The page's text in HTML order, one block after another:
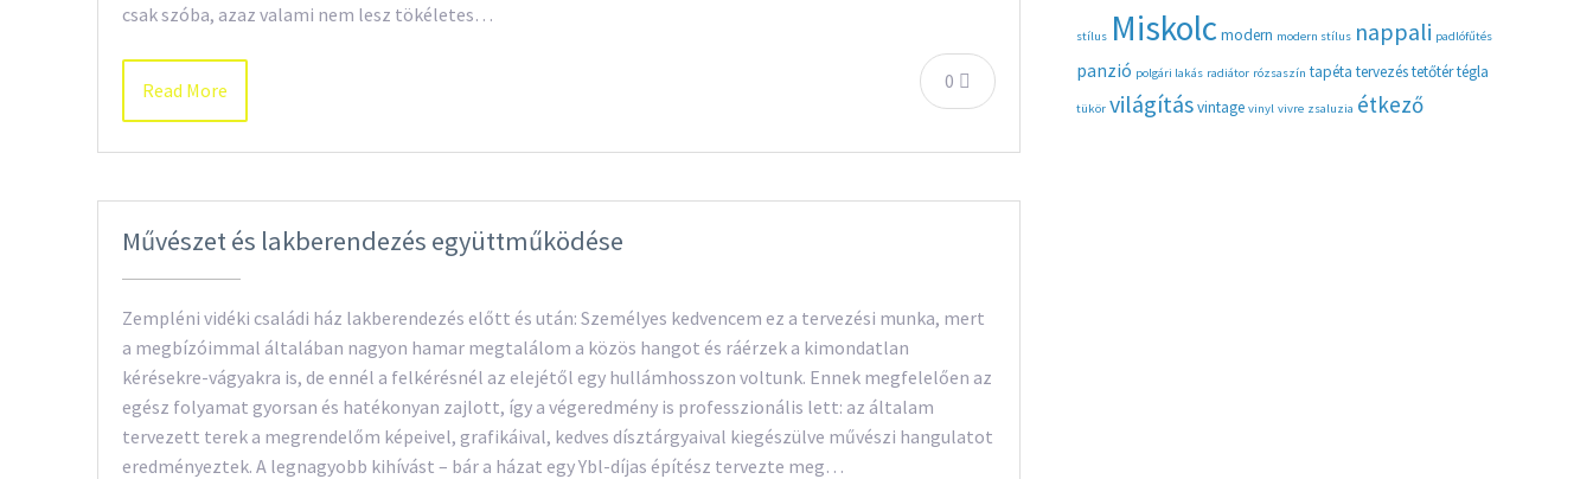
csak szóba, azaz valami nem lesz tökéletes…
0
Read More
Művészet és lakberendezés együttműködése
Zempléni vidéki családi ház lakberendezés előtt és után: Személyes kedvencem ez a tervezési munka, mert
a megbízóimmal általában nagyon hamar megtalálom a közös hangot és ráérzek a kimondatlan
kérésekre-vágyakra is, de ennél a felkérésnél az elejétől egy hullámhosszon voltunk. Ennek megfelelően az
egész folyamat gyorsan és hatékonyan zajlott, így a végeredmény is professzionális lett: az általam
tervezett terek a megrendelőm képeivel, grafikáival, kedves dísztárgyaival kiegészülve művészi hangulatot
eredményeztek. A legnagyobb kihívást – bár a házat egy Ybl-díjas építész tervezte meg…
stílus Miskolc modern modern stílus nappali padlófűtés
panzió polgári lakás radiátor rózsaszín tapéta tervezéstetőtértégla
tükör világításvintage vinyl vivre zsaluzia étkező